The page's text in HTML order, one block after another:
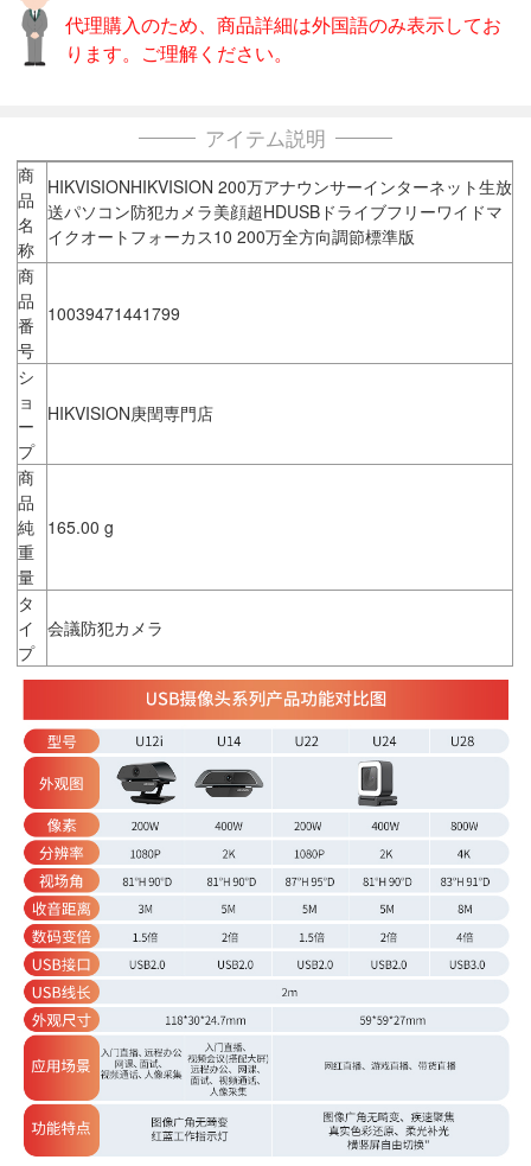
代理購入のため、商品詳細は外国語のみ表示してお
ります。ご理解ください。
アイテム説明
商
品
名
称
HIKVISIONHIKVISION 200万アナウンサーインターネット生放
送パソコン防犯カメラ美顔超HDUSBドライブフリーワイドマ
イクオートフォーカス10 200万全方向調節標準版
商
品
番
号
10039471441799
シ
ョ
ー
プ
HIKVISION庚閏専門店
商
品
純
重
量
165.00 g
タ
イ
プ
会議防犯カメラ